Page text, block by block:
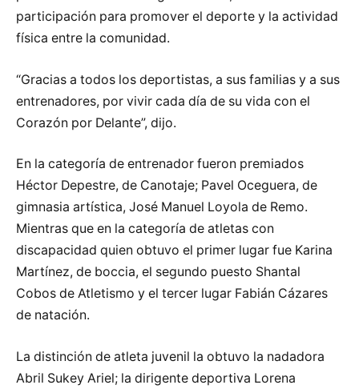
participación para promover el deporte y la actividad
física entre la comunidad.
“Gracias a todos los deportistas, a sus familias y a sus
entrenadores, por vivir cada día de su vida con el
Corazón por Delante”, dijo.
En la categoría de entrenador fueron premiados
Héctor Depestre, de Canotaje; Pavel Oceguera, de
gimnasia artística, José Manuel Loyola de Remo.
Mientras que en la categoría de atletas con
discapacidad quien obtuvo el primer lugar fue Karina
Martínez, de boccia, el segundo puesto Shantal
Cobos de Atletismo y el tercer lugar Fabián Cázares
de natación.
La distinción de atleta juvenil la obtuvo la nadadora
Abril Sukey Ariel; la dirigente deportiva Lorena